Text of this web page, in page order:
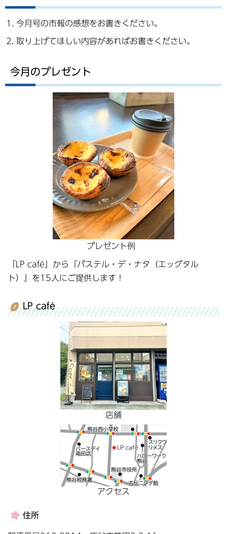
今月号の市報の感想をお書きください。
取り上げてほしい内容があればお書きください。
今月のプレゼント
プレゼント例
「LP café」から『パステル・デ・ナタ（エッグタル
ト）』を15人にご提供します！
LP café
店舗
アクセス
住所